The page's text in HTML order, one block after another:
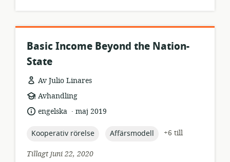
Basic Income Beyond the Nation-
State
Av Julio Linares
resursformat:
Avhandling
språk:engelska .
publiceringsdatum:
maj 2019
topic:
Kooperativ rörelse topic:
Affärsmodell
+6 till
Tillagt juni 22, 2020